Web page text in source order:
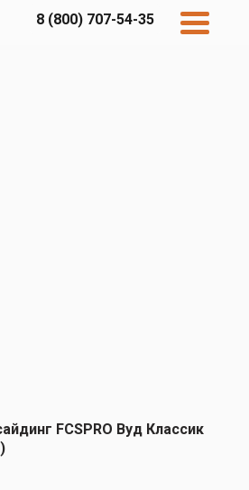
8 (800) 707-54-35
Cedral
FCSPRO Вуд Классик